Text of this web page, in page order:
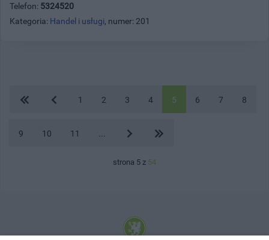
Telefon: 5324520
Kategoria: Handel i usługi, numer: 201
1 2 3 4 5 6 7 8
9 10 11
strona 5 z 54